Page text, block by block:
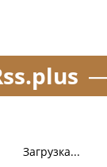
Загрузка...